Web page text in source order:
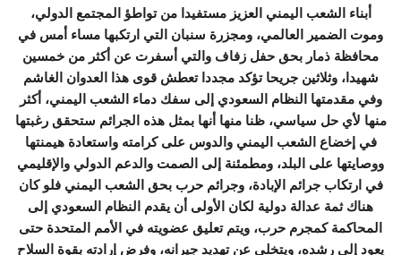
أبناء الشعب اليمني العزيز مستفيدا من تواطؤ المجتمع الدولي،
وموت الضمير العالمي، ومجزرة سنبان التي ارتكبها مساء أمس في
محافظة ذمار بحق حفل زفاف والتي أسفرت عن أكثر من خمسين
شهيدا، وثلاثين جريحا تؤكد مجددا تعطش قوى هذا العدوان الغاشم
وفي مقدمتها النظام السعودي إلى سفك دماء الشعب اليمني، أكثر
منها لأي حل سياسي، ظنا منها أنها بمثل هذه الجرائم ستحقق رغبتها
في إخضاع الشعب اليمني والدوس على كرامته واستعادة هيمنتها
ووصايتها على البلد، ومطمئنة إلى الصمت والدعم الدولي والإقليمي
في ارتكاب جرائم الإبادة، وجرائم حرب بحق الشعب اليمني فلو كان
هناك ثمة عدالة دولية لكان الأولى أن يقدم النظام السعودي إلى
المحاكمة كمجرم حرب، ويتم تعليق عضويته في الأمم المتحدة حتى
يعود إلى رشده، ويتخلى عن تهديد جيرانه، وفرض إرادته بقوة السلاح